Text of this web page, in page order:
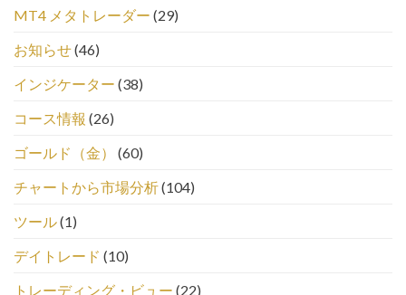
MT4 メタトレーダー (29)
お知らせ(46)
インジケーター (38)
コース情報 (26)
ゴールド（金）
(60)
チャートから市場分析(104)
ツール(1)
デイトレード (10)
トレーディング・ビュー (22)